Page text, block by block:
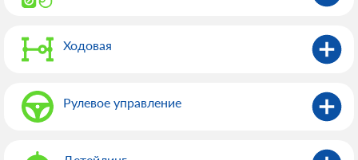
Ходовая
Рулевое управление